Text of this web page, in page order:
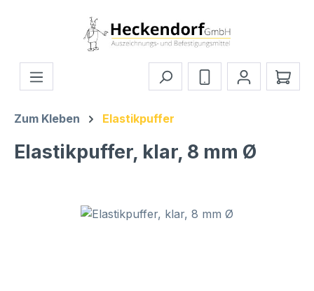
Zum Hauptinhalt springen
Zum Kleben Elastikpuffer
Elastikpuffer, klar, 8 mm Ø
Bildergalerie überspringen